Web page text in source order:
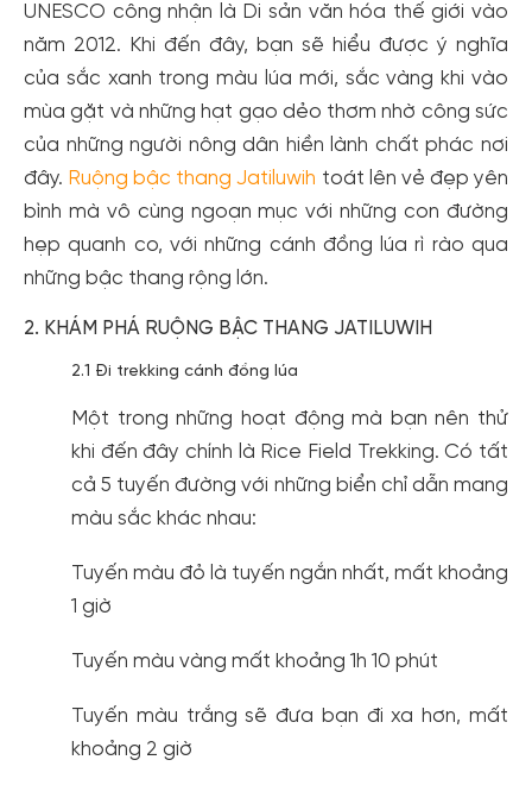
UNESCO công nhận là Di sản văn hóa thế giới vào
năm 2012. Khi đến đây, bạn sẽ hiểu được ý nghĩa
của sắc xanh trong màu lúa mới, sắc vàng khi vào
mùa gặt và những hạt gạo dẻo thơm nhờ công sức
của những người nông dân hiền lành chất phác nơi
đây. Ruộng bậc thang Jatiluwih toát lên vẻ đẹp yên
bình mà vô cùng ngoạn mục với những con đường
hẹp quanh co, với những cánh đồng lúa rì rào qua
những bậc thang rộng lớn.
2. KHÁM PHÁ RUỘNG BẬC THANG JATILUWIH
2.1 Đi trekking cánh đồng lúa
Một trong những hoạt động mà bạn nên thử
khi đến đây chính là Rice Field Trekking. Có tất
cả 5 tuyến đường với những biển chỉ dẫn mang
màu sắc khác nhau:
Tuyến màu đỏ là tuyến ngắn nhất, mất khoảng
1 giờ
Tuyến màu vàng mất khoảng 1h 10 phút
Tuyến màu trắng sẽ đưa bạn đi xa hơn, mất
khoảng 2 giờ